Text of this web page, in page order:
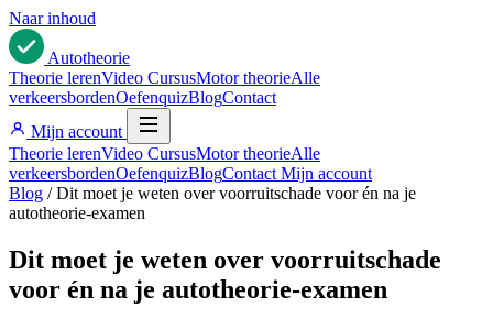
Naar inhoud
Autotheorie
Theorie lerenVideo CursusMotor theorieAlle
verkeersbordenOefenquizBlogContact
Mijn account
Theorie lerenVideo CursusMotor theorieAlle
verkeersbordenOefenquizBlogContact Mijn account
Blog / Dit moet je weten over voorruitschade voor én na je
autotheorie-examen
Dit moet je weten over voorruitschade
voor én na je autotheorie-examen